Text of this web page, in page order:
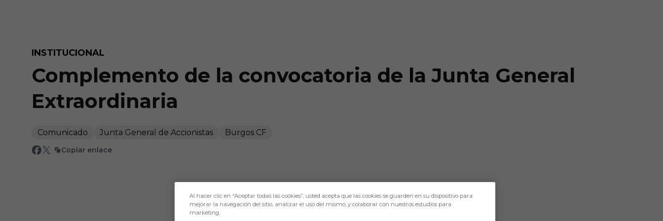
INSTITUCIONAL
Complemento de la convocatoria de la Junta General
Extraordinaria
Comunicado Junta General de Accionistas Burgos CF
Copiar enlace
Al hacer clic en “Aceptar todas las cookies”, usted acepta que las cookies se guarden en su dispositivo para
mejorar la navegación del sitio, analizar el uso del mismo, y colaborar con nuestros estudios para
marketing.